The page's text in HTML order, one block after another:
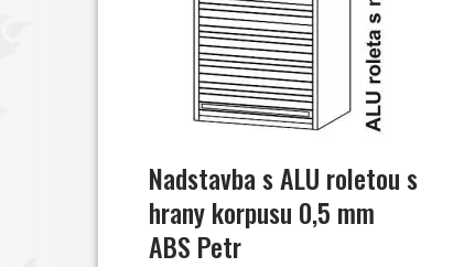
Nadstavba s ALU roletou s
hrany korpusu 0,5 mm
ABS Petr